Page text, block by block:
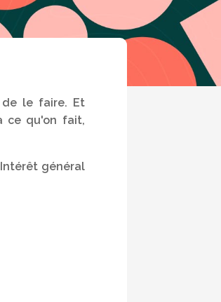
le faire. Et
ce qu'on fait,
général